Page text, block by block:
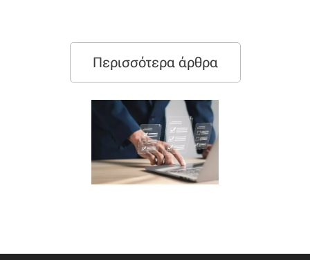
Περισσότερα άρθρα